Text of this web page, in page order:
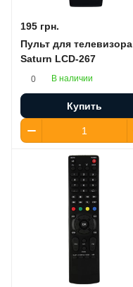
195 грн.
Пульт для телевизора
Saturn LCD-267
0 В наличии
Купить